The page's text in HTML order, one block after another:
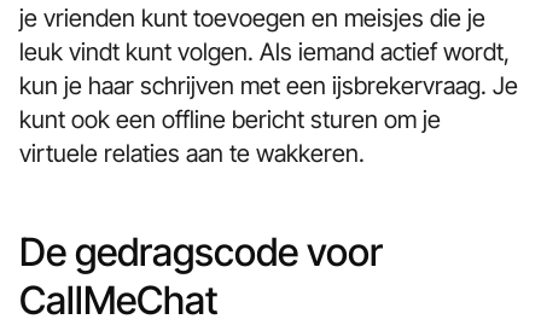
je vrienden kunt toevoegen en meisjes die je
leuk vindt kunt volgen. Als iemand actief wordt,
kun je haar schrijven met een ijsbrekervraag. Je
kunt ook een offline bericht sturen om je
virtuele relaties aan te wakkeren.
De gedragscode voor
CallMeChat